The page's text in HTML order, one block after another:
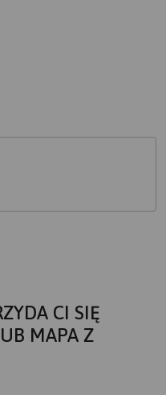
CI SIĘ
MAPA Z